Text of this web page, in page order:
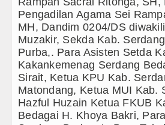
Pengadilan Agama Sei
MH, Dandim 0204/DS
Muzakir, Sekda Kab.
Purba,. Para Asisten Setda
Kakankemenag Serdang
Sirait, Ketua KPU Kab.
Matondang, Ketua MUI Kab.
Hazful Huzain Ketua FKUB
Bedagai H. Khoya Bakri,